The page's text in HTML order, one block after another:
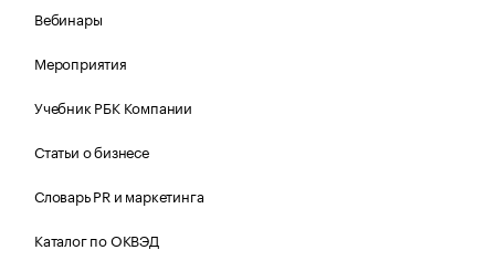
Вебинары
Мероприятия
Учебник РБК Компании
Статьи о бизнесе
Словарь PR и маркетинга
Каталог по ОКВЭД